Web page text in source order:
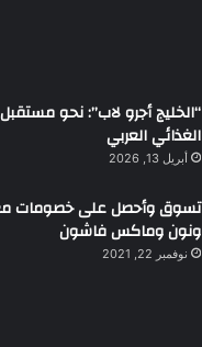
“الخليج أجرو لاب”: نحو
الغذائي العربي
أبريل 13, 2026
تسوق وأحصل على خصومات
ونون وماكس فاشون
نوفمبر 22, 2021